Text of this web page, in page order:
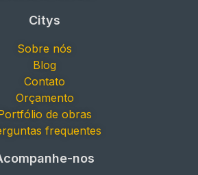
Citys
Sobre nós
Blog
Contato
Orçamento
de obras
frequentes
nos